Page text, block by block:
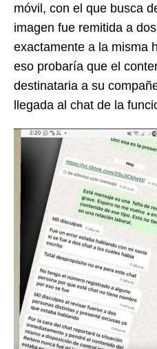
móvil, con el que busca
imagen fue remitida a
exactamente a la misma
eso probaría que el
destinataria a su
llegada al chat de la